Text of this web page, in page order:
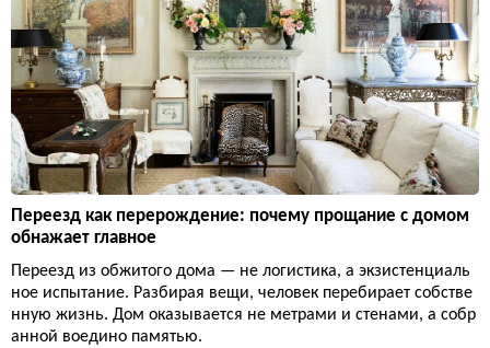
Переезд как перерождение: почему прощание с домом
обнажает главное
Переезд из обжитого дома — не логистика, а экзистенциаль
ное испытание. Разбирая вещи, человек перебирает собстве
нную жизнь. Дом оказывается не метрами и стенами, а собр
анной воедино памятью.